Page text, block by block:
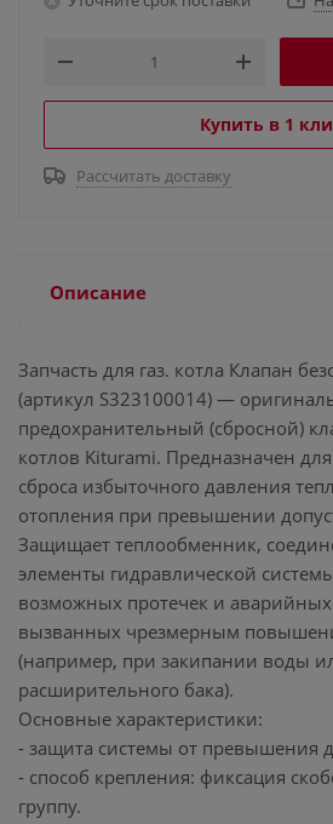
Купить в 1
Рассчитать доставку
Описание
Запчасть для газ. котла Клапан
(артикул S323100014) —
предохранительный (сбросной)
котлов Kiturami. Предназначен
сброса избыточного давления
отопления при превышении
Защищает теплообменник,
элементы гидравлической
возможных протечек и аварийных
вызванных чрезмерным
(например, при закипании воды
расширительного бака).
Основные характеристики:
- защита системы от превышения
- способ крепления: фиксация
группу.